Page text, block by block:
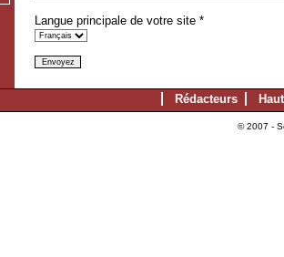
Langue principale de votre site *
Rédacteurs
© 2007 -